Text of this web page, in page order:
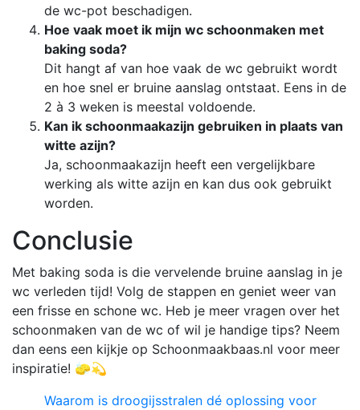
de wc-pot beschadigen.
Hoe vaak moet ik mijn wc schoonmaken met
baking soda?
Dit hangt af van hoe vaak de wc gebruikt wordt
en hoe snel er bruine aanslag ontstaat. Eens in de
2 à 3 weken is meestal voldoende.
Kan ik schoonmaakazijn gebruiken in plaats van
witte azijn?
Ja, schoonmaakazijn heeft een vergelijkbare
werking als witte azijn en kan dus ook gebruikt
worden.
Conclusie
Met baking soda is die vervelende bruine aanslag in je
wc verleden tijd! Volg de stappen en geniet weer van
een frisse en schone wc. Heb je meer vragen over het
schoonmaken van de wc of wil je handige tips? Neem
dan eens een kijkje op Schoonmaakbaas.nl voor meer
inspiratie! 🧽💫
Waarom is droogijsstralen dé oplossing voor